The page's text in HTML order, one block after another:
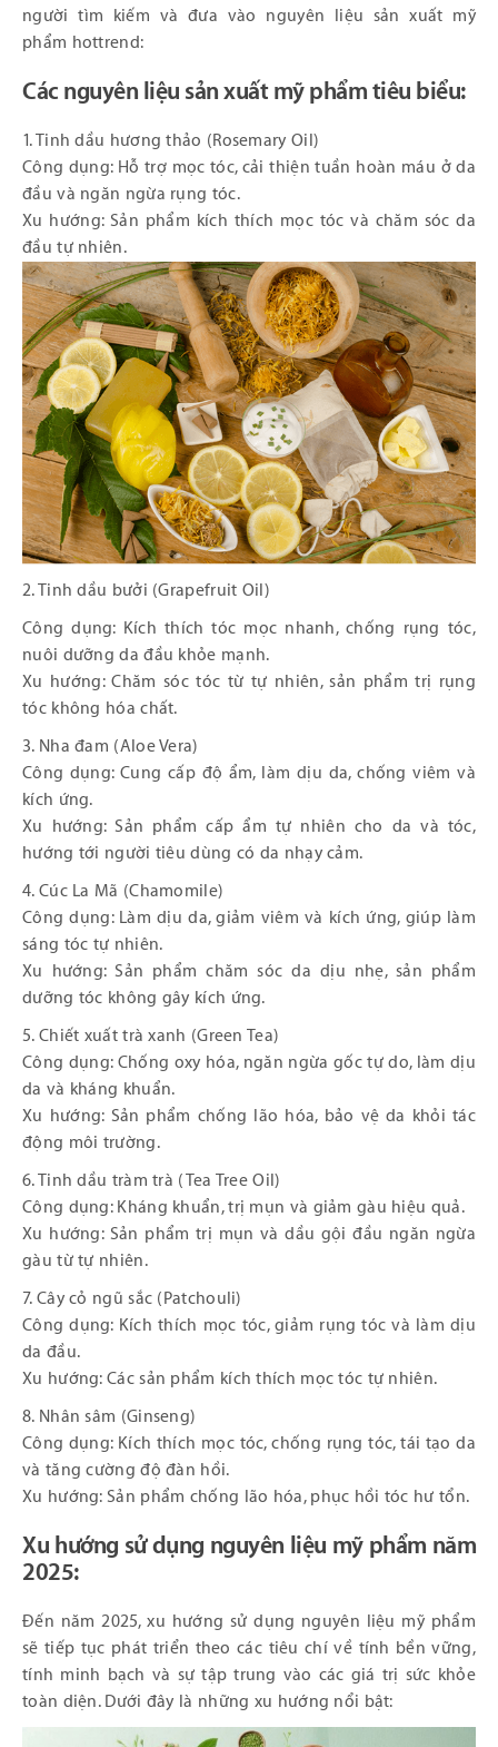
người tìm kiếm và đưa vào nguyên liệu sản xuất mỹ
phẩm hottrend:
Các nguyên liệu sản xuất mỹ phẩm tiêu biểu:
1. Tinh dầu hương thảo (Rosemary Oil)
Công dụng: Hỗ trợ mọc tóc, cải thiện tuần hoàn máu ở da
đầu và ngăn ngừa rụng tóc.
Xu hướng: Sản phẩm kích thích mọc tóc và chăm sóc da
đầu tự nhiên.
2. Tinh dầu bưởi (Grapefruit Oil)
Công dụng: Kích thích tóc mọc nhanh, chống rụng tóc,
nuôi dưỡng da đầu khỏe mạnh.
Xu hướng: Chăm sóc tóc từ tự nhiên, sản phẩm trị rụng
tóc không hóa chất.
3. Nha đam (Aloe Vera)
Công dụng: Cung cấp độ ẩm, làm dịu da, chống viêm và
kích ứng.
Xu hướng: Sản phẩm cấp ẩm tự nhiên cho da và tóc,
hướng tới người tiêu dùng có da nhạy cảm.
4. Cúc La Mã (Chamomile)
Công dụng: Làm dịu da, giảm viêm và kích ứng, giúp làm
sáng tóc tự nhiên.
Xu hướng: Sản phẩm chăm sóc da dịu nhẹ, sản phẩm
dưỡng tóc không gây kích ứng.
5. Chiết xuất trà xanh (Green Tea)
Công dụng: Chống oxy hóa, ngăn ngừa gốc tự do, làm dịu
da và kháng khuẩn.
Xu hướng: Sản phẩm chống lão hóa, bảo vệ da khỏi tác
động môi trường.
6. Tinh dầu tràm trà (Tea Tree Oil)
Công dụng: Kháng khuẩn, trị mụn và giảm gàu hiệu quả.
Xu hướng: Sản phẩm trị mụn và dầu gội đầu ngăn ngừa
gàu từ tự nhiên.
7. Cây cỏ ngũ sắc (Patchouli)
Công dụng: Kích thích mọc tóc, giảm rụng tóc và làm dịu
da đầu.
Xu hướng: Các sản phẩm kích thích mọc tóc tự nhiên.
8. Nhân sâm (Ginseng)
Công dụng: Kích thích mọc tóc, chống rụng tóc, tái tạo da
và tăng cường độ đàn hồi.
Xu hướng: Sản phẩm chống lão hóa, phục hồi tóc hư tổn.
Xu hướng sử dụng nguyên liệu mỹ phẩm năm
2025:
Đến năm 2025, xu hướng sử dụng nguyên liệu mỹ phẩm
sẽ tiếp tục phát triển theo các tiêu chí về tính bền vững,
tính minh bạch và sự tập trung vào các giá trị sức khỏe
toàn diện. Dưới đây là những xu hướng nổi bật: